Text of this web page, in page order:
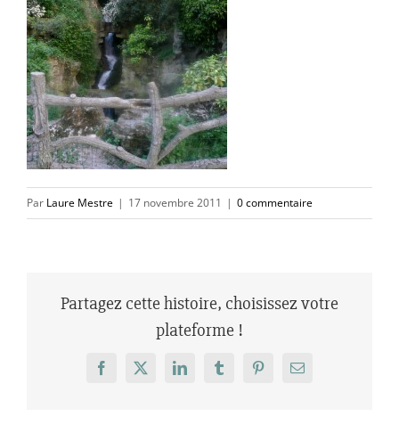
Par Laure Mestre | 17 novembre 2011 | 0 commentaire
Partagez cette histoire, choisissez votre
plateforme !
Facebook
X LinkedInTumblrPinterestEmail